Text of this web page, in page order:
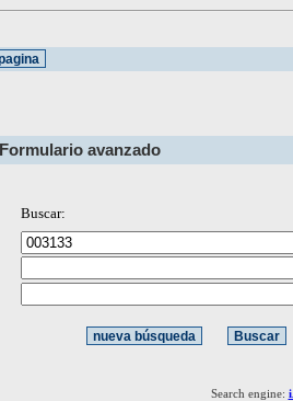
avanzado
Buscar:
Search engine: